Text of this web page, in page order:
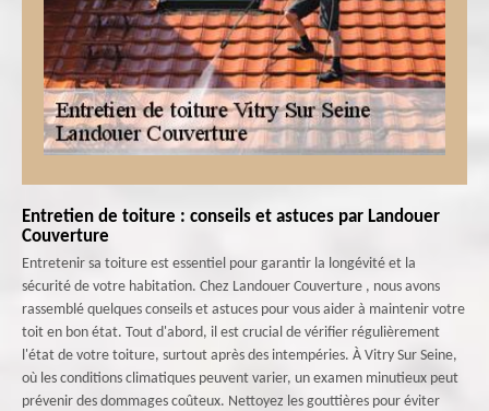
Entretien de toiture : conseils et astuces par Landouer
Couverture
Entretenir sa toiture est essentiel pour garantir la longévité et la
sécurité de votre habitation. Chez Landouer Couverture , nous avons
rassemblé quelques conseils et astuces pour vous aider à maintenir votre
toit en bon état. Tout d'abord, il est crucial de vérifier régulièrement
l'état de votre toiture, surtout après des intempéries. À Vitry Sur Seine,
où les conditions climatiques peuvent varier, un examen minutieux peut
prévenir des dommages coûteux. Nettoyez les gouttières pour éviter